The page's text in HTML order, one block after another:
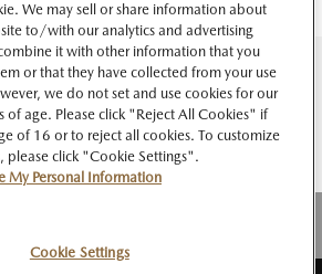
We may sell or share information about
to/with our analytics and advertising
it with other information that you
or that they have collected from your use
we do not set and use cookies for our
of age. Please click "Reject All Cookies" if
of 16 or to reject all cookies. To customize
please click "Cookie Settings".
My Personal Information
Cookie Settings